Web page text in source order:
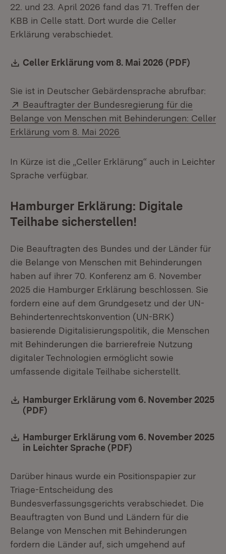
22. und 23. April 2026 fand das 71. Treffen der
KBB in Celle statt. Dort wurde die Celler
Erklärung verabschiedet.
Download:
Celler Erklärung vom 8. Mai 2026 (PDF)
Sie ist in Deutscher Gebärdensprache abrufbar:
Extern:
Beauftragter der Bundesregierung für die
Belange von Menschen mit Behinderungen: Celler
Erklärung vom 8. Mai 2026
In Kürze ist die „Celler Erklärung“ auch in Leichter
Sprache verfügbar.
Hamburger Erklärung: Digitale
Teilhabe sicherstellen!
Die Beauftragten des Bundes und der Länder für
die Belange von Menschen mit Behinderungen
haben auf ihrer 70. Konferenz am 6. November
2025 die Hamburger Erklärung beschlossen. Sie
fordern eine auf dem Grundgesetz und der UN-
Behindertenrechtskonvention (UN-BRK)
basierende Digitalisierungspolitik, die Menschen
mit Behinderungen die barrierefreie Nutzung
digitaler Technologien ermöglicht sowie
umfassende digitale Teilhabe sicherstellt.
Download:
Hamburger Erklärung vom 6. November 2025
(PDF)
Download:
Hamburger Erklärung vom 6. November 2025
in Leichter Sprache (PDF)
Darüber hinaus wurde ein Positionspapier zur
Triage-Entscheidung des
Bundesverfassungsgerichts verabschiedet. Die
Beauftragten von Bund und Ländern für die
Belange von Menschen mit Behinderungen
fordern die Länder auf, sich umgehend auf